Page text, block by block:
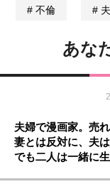
不倫
あな
夫婦で漫画家。売
妻とは反対に、夫
でも二人は一緒に